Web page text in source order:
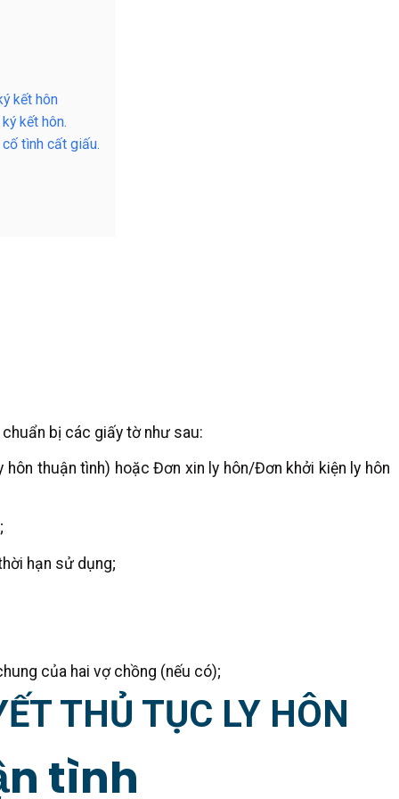
kết hôn
kết hôn.
tình cất giấu.
bị các giấy tờ như sau:
thuận tình) hoặc Đơn xin ly hôn/Đơn khởi kiện ly hôn
hạn sử dụng;
của hai vợ chồng (nếu có);
THỦ TỤC LY HÔN
tình